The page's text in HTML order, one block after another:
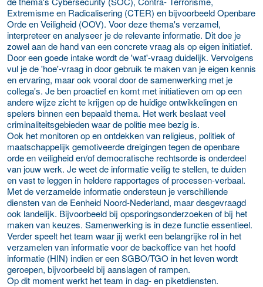
Extremisme en Radicalisering (CTER) en bijvoorbeeld Openbare
Orde en Veiligheid (OOV). Voor deze thema's verzamel,
interpreteer en analyseer je de relevante informatie. Dit doe je
zowel aan de hand van een concrete vraag als op eigen initiatief.
Door een goede intake wordt de 'wat'-vraag duidelijk. Vervolgens
vul je de 'hoe'-vraag in door gebruik te maken van je eigen kennis
en ervaring, maar ook vooral door de samenwerking met je
collega's. Je ben proactief en komt met initiatieven om op een
andere wijze zicht te krijgen op de huidige ontwikkelingen en
spelers binnen een bepaald thema. Het werk beslaat veel
criminaliteitsgebieden waar de politie mee bezig is.
Ook het monitoren op en ontdekken van religieus, politiek of
maatschappelijk gemotiveerde dreigingen tegen de openbare
orde en veiligheid en/of democratische rechtsorde is onderdeel
van jouw werk. Je weet de informatie veilig te stellen, te duiden
en vast te leggen in heldere rapportages of processen-verbaal.
Met de verzamelde informatie ondersteun je verschillende
diensten van de Eenheid Noord-Nederland, maar desgevraagd
ook landelijk. Bijvoorbeeld bij opsporingsonderzoeken of bij het
maken van keuzes. Samenwerking is in deze functie essentieel.
Verder speelt het team waar jij werkt een belangrijke rol in het
verzamelen van informatie voor de backoffice van het hoofd
informatie (HIN) indien er een SGBO/TGO in het leven wordt
geroepen, bijvoorbeeld bij aanslagen of rampen.
Op dit moment werkt het team in dag- en piketdiensten.